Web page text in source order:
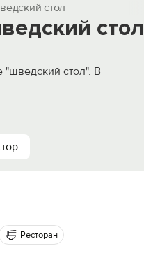
стол
стол
"шведский стол". В
Ресторан